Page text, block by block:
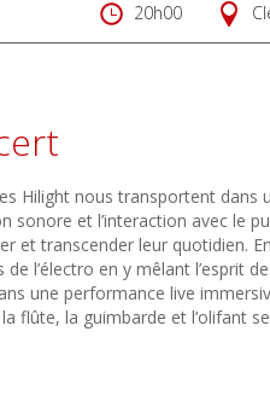
20h00
Hilight nous transportent
sonore et l’interaction avec le
et transcender leur quotidien.
l’électro en y mêlant l’esprit
une performance live
flûte, la guimbarde et l’olifant